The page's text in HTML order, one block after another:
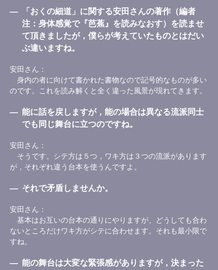
―
「おくの細道」に関する安田さんの著作（編者
注：身体感覚で『芭蕉』を読みなおす）を読ませ
て頂きましたが，僕らが考えていたものとはだい
ぶ違いますね。
安田さん
身内の者に向けて書かれた書物なので記号的なものが多い
のです。これを読み解くと全く違った風景が現れてきます。
― 能に話を戻しますが，能の場合は異なる流派同士
でも同じ舞台に立つのですね。
安田さん
そうです。シテ方は５つ，ワキ方は３つの流派があります
が，それぞれ違う台本を使うんですよ。
― それで矛盾しませんか。
安田さん
基本はお互いの台本の通りにやりますが、どうしても合わ
ないところだけワキ方がシテに合わせます。それも最小限で
すね。
― 能の舞台は大変な緊張感がありますが，決まった